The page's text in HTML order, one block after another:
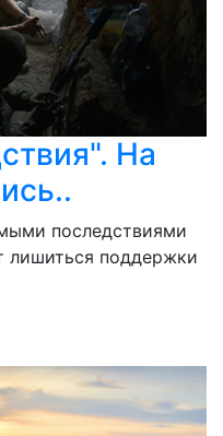
На
последствиями
лишиться поддержки